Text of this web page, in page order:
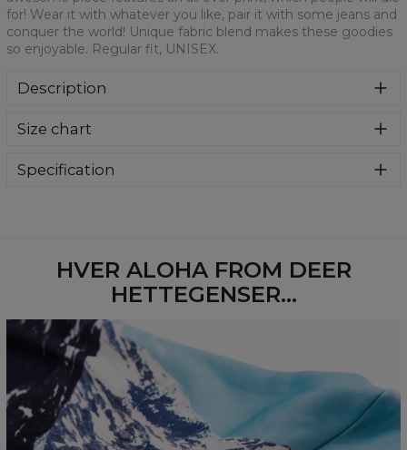
for! Wear it with whatever you like, pair it with some jeans and
conquer the world! Unique fabric blend makes these goodies
so enjoyable. Regular fit, UNISEX.
Description
bawełny i poliestru z wysokiej jakości nadrukiem z przodu i
długie rękawy. Trwałe, wzmocnione szwy są kolorowe, aby
Size chart
Specification
HVER ALOHA FROM DEER
HETTEGENSER...